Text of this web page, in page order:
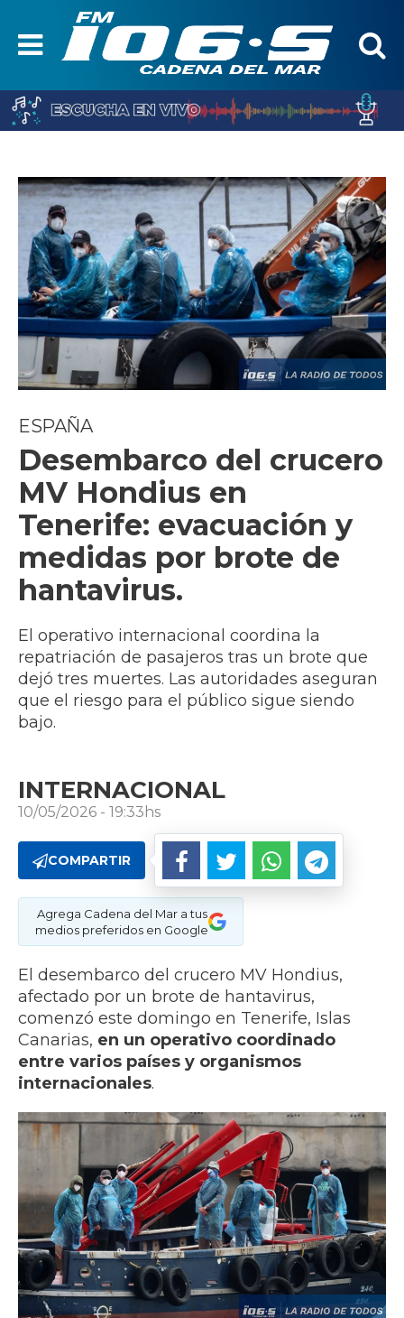
ESPAÑA
Desembarco del crucero
MV Hondius en
Tenerife: evacuación y
medidas por brote de
hantavirus.
El operativo internacional coordina la
repatriación de pasajeros tras un brote que
dejó tres muertes. Las autoridades aseguran
que el riesgo para el público sigue siendo
bajo.
INTERNACIONAL
10/05/2026 - 19:33hs
COMPARTIR
Agrega Cadena del Mar a tus
medios preferidos en Google
El desembarco del crucero MV Hondius,
afectado por un brote de hantavirus,
comenzó este domingo en Tenerife, Islas
Canarias, en un operativo coordinado
entre varios países y organismos
internacionales.